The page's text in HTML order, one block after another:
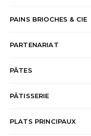
PAINS BRIOCHES & CIE
PARTENARIAT
PÂTES
PÂTISSERIE
PLATS PRINCIPAUX